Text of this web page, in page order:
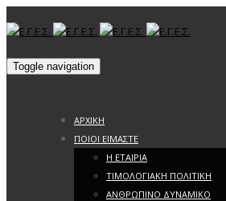
Toggle navigation
ΑΡΧΙΚΗ
ΠΟΙΟΙ ΕΙΜΑΣΤΕ
Η ΕΤΑΙΡΙΑ
ΤΙΜΟΛΟΓΙΑΚΗ ΠΟΛΙΤΙΚΗ
ΑΝΘΡΩΠΙΝΟ ΔΥΝΑΜΙΚΟ